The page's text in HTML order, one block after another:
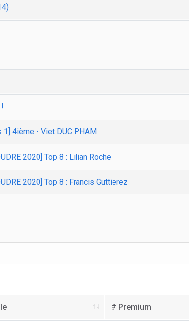
!
1] 4ième - Viet DUC PHAM
2020] Top 8 : Lilian Roche
2020] Top 8 : Francis Guttierez
# Premium